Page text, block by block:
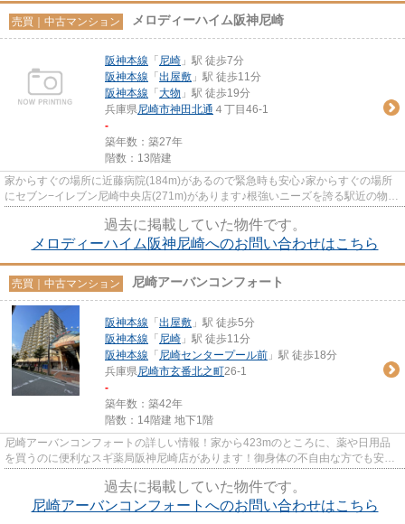
売買｜中古マンション メロディーハイム阪神尼崎
阪神本線 「 尼崎 」駅 徒歩7分
阪神本線 「 出屋敷 」駅 徒歩11分
阪神本線 「 大物 」駅 徒歩19分
兵庫県尼崎市神田北通 ４丁目46-1
-
築年数：築27年
階数：13階建
家からすぐの場所に近藤病院(184m)があるので緊急時も安心♪家からすぐの場所
にセブン−イレブン尼崎中央店(271m)があります♪根強いニーズを誇る駅近の物件
過去に掲載していた物件です。
メロディーハイム阪神尼崎へのお問い合わせはこちら
売買｜中古マンション 尼崎アーバンコンフォート
阪神本線 「 出屋敷 」駅 徒歩5分
阪神本線 「 尼崎 」駅 徒歩11分
阪神本線 「 尼崎センタープール前 」駅 徒歩18分
兵庫県尼崎市玄番北之町26-1
-
築年数：築42年
階数：14階建 地下1階
尼崎アーバンコンフォートの詳しい情報！家から423mのところに、薬や日用品
を買うのに便利なスギ薬局阪神尼崎店があります！御身体の不自由な方でも安心
過去に掲載していた物件です。
尼崎アーバンコンフォートへのお問い合わせはこちら